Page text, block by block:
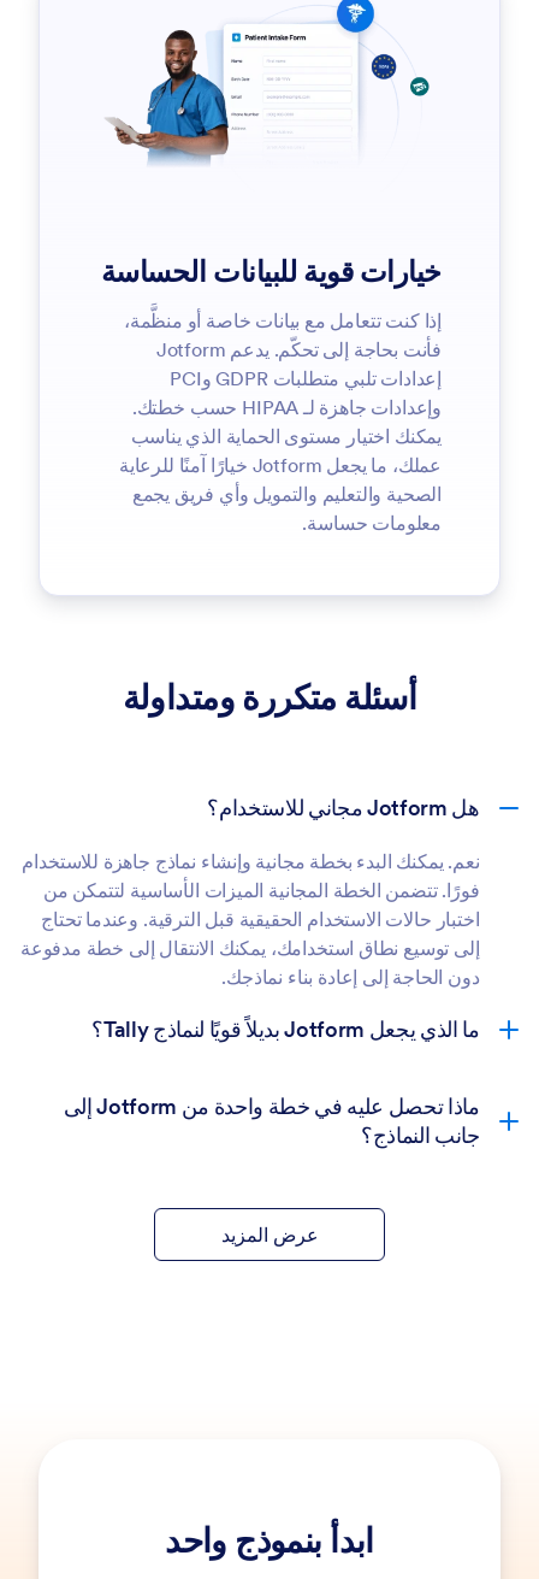
خيارات قوية للبيانات الحساسة
إذا كنت تتعامل مع بيانات خاصة أو منظَّمة،
فأنت بحاجة إلى تحكّم. يدعم Jotform
إعدادات تلبي متطلبات GDPR وPCI
وإعدادات جاهزة لـ HIPAA حسب خطتك.
يمكنك اختيار مستوى الحماية الذي يناسب
عملك، ما يجعل Jotform خيارًا آمنًا للرعاية
الصحية والتعليم والتمويل وأي فريق يجمع
معلومات حساسة.
أسئلة متكررة ومتداولة
هل Jotform مجاني للاستخدام؟
نعم. يمكنك البدء بخطة مجانية وإنشاء نماذج جاهزة للاستخدام
فورًا. تتضمن الخطة المجانية الميزات الأساسية لتتمكن من
اختبار حالات الاستخدام الحقيقية قبل الترقية. وعندما تحتاج
إلى توسيع نطاق استخدامك، يمكنك الانتقال إلى خطة مدفوعة
دون الحاجة إلى إعادة بناء نماذجك.
ما الذي يجعل Jotform بديلاً قويًا لنماذج Tally؟
ماذا تحصل عليه في خطة واحدة من Jotform إلى
جانب النماذج؟
عرض المزيد
ابدأ بنموذج واحد